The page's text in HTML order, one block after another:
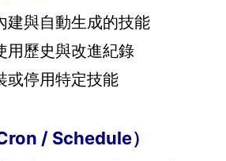
建與自動生成的技能
用歷史與改進紀錄
或停用特定技能
/ Schedule）